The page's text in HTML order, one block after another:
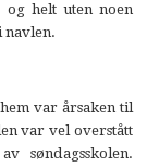
helt uten noen
navlen.
var årsaken til
var vel overstått
søndagsskolen.